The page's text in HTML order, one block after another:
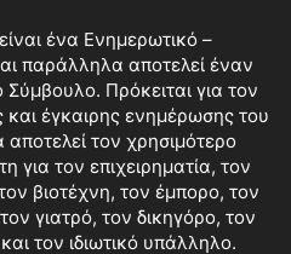
ένα Ενημερωτικό –
παράλληλα αποτελεί έναν
Σύμβουλο. Πρόκειται για τον
έγκαιρης ενημέρωσης του
τον χρησιμότερο
για τον επιχειρηματία, τον
βιοτέχνη, τον έμπορο, τον
γιατρό, τον δικηγόρο, τον
τον ιδιωτικό υπάλληλο.